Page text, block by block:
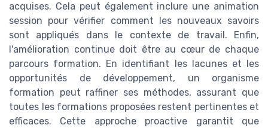
acquises. Cela peut également inclure une animation
session pour vérifier comment les nouveaux savoirs
sont appliqués dans le contexte de travail. Enfin,
l'amélioration continue doit être au cœur de chaque
parcours formation. En identifiant les lacunes et les
opportunités de développement, un organisme
formation peut raffiner ses méthodes, assurant que
toutes les formations proposées restent pertinentes et
efficaces. Cette approche proactive garantit que